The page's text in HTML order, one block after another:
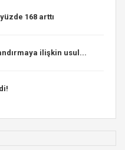
168 arttı
ilişkin usul...